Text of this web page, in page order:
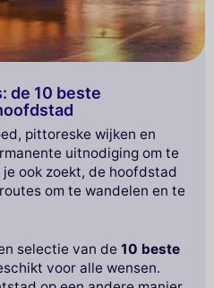
de 10 beste
pittoreske wijken en
uitnodiging om te
ook zoekt, de hoofdstad
om te wandelen en te
selectie van de 10 beste
voor alle wensen.